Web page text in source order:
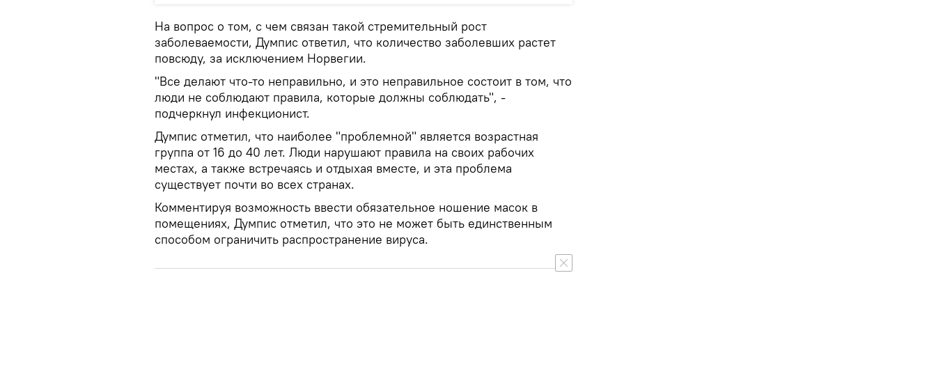
На вопрос о том, с чем связан такой стремительный рост
заболеваемости, Думпис ответил, что количество заболевших растет
повсюду, за исключением Норвегии.
"Все делают что-то неправильно, и это неправильное состоит в том, что
люди не соблюдают правила, которые должны соблюдать", -
подчеркнул инфекционист.
Думпис отметил, что наиболее "проблемной" является возрастная
группа от 16 до 40 лет. Люди нарушают правила на своих рабочих
местах, а также встречаясь и отдыхая вместе, и эта проблема
существует почти во всех странах.
Комментируя возможность ввести обязательное ношение масок в
помещениях, Думпис отметил, что это не может быть единственным
способом ограничить распространение вируса.